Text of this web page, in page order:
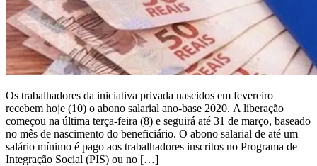
Os trabalhadores da iniciativa privada nascidos em fevereiro
recebem hoje (10) o abono salarial ano-base 2020. A liberação
começou na última terça-feira (8) e seguirá até 31 de março, baseado
no mês de nascimento do beneficiário. O abono salarial de até um
salário mínimo é pago aos trabalhadores inscritos no Programa de
Integração Social (PIS) ou no […]